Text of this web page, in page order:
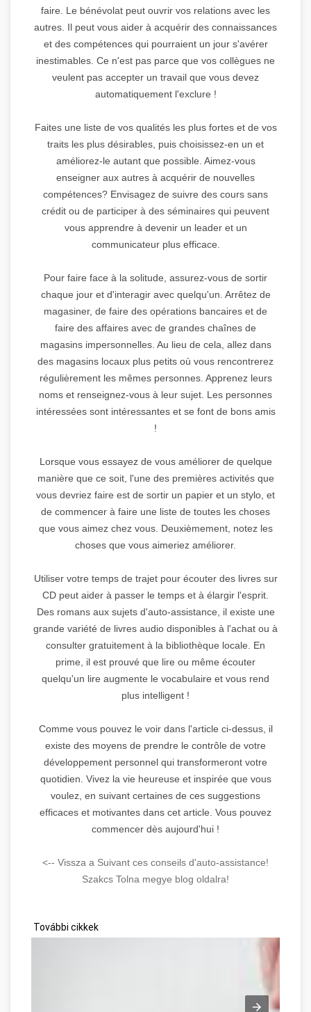
faire. Le bénévolat peut ouvrir vos relations avec les
autres. Il peut vous aider à acquérir des connaissances
et des compétences qui pourraient un jour s'avérer
inestimables. Ce n'est pas parce que vos collègues ne
veulent pas accepter un travail que vous devez
automatiquement l'exclure !
Faites une liste de vos qualités les plus fortes et de vos
traits les plus désirables, puis choisissez-en un et
améliorez-le autant que possible. Aimez-vous
enseigner aux autres à acquérir de nouvelles
compétences? Envisagez de suivre des cours sans
crédit ou de participer à des séminaires qui peuvent
vous apprendre à devenir un leader et un
communicateur plus efficace.
Pour faire face à la solitude, assurez-vous de sortir
chaque jour et d'interagir avec quelqu'un. Arrêtez de
magasiner, de faire des opérations bancaires et de
faire des affaires avec de grandes chaînes de
magasins impersonnelles. Au lieu de cela, allez dans
des magasins locaux plus petits où vous rencontrerez
régulièrement les mêmes personnes. Apprenez leurs
noms et renseignez-vous à leur sujet. Les personnes
intéressées sont intéressantes et se font de bons amis
!
Lorsque vous essayez de vous améliorer de quelque
manière que ce soit, l'une des premières activités que
vous devriez faire est de sortir un papier et un stylo, et
de commencer à faire une liste de toutes les choses
que vous aimez chez vous. Deuxièmement, notez les
choses que vous aimeriez améliorer.
Utiliser votre temps de trajet pour écouter des livres sur
CD peut aider à passer le temps et à élargir l'esprit.
Des romans aux sujets d'auto-assistance, il existe une
grande variété de livres audio disponibles à l'achat ou à
consulter gratuitement à la bibliothèque locale. En
prime, il est prouvé que lire ou même écouter
quelqu'un lire augmente le vocabulaire et vous rend
plus intelligent !
Comme vous pouvez le voir dans l'article ci-dessus, il
existe des moyens de prendre le contrôle de votre
développement personnel qui transformeront votre
quotidien. Vivez la vie heureuse et inspirée que vous
voulez, en suivant certaines de ces suggestions
efficaces et motivantes dans cet article. Vous pouvez
commencer dès aujourd'hui !
<-- Vissza a Suivant ces conseils d'auto-assistance!
Szakcs Tolna megye blog oldalra!
További cikkek